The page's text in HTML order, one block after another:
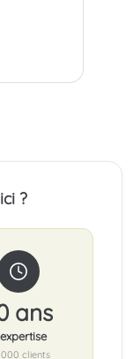
?
ans
clients